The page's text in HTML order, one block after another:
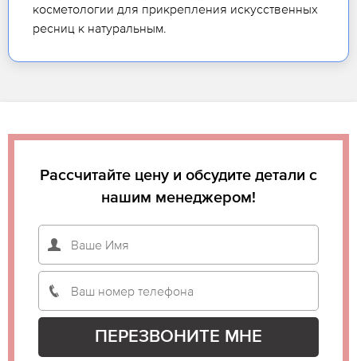
косметологии для прикрепления искусственных
ресниц к натуральным.
Рассчитайте цену и обсудите детали с
нашим менеджером!